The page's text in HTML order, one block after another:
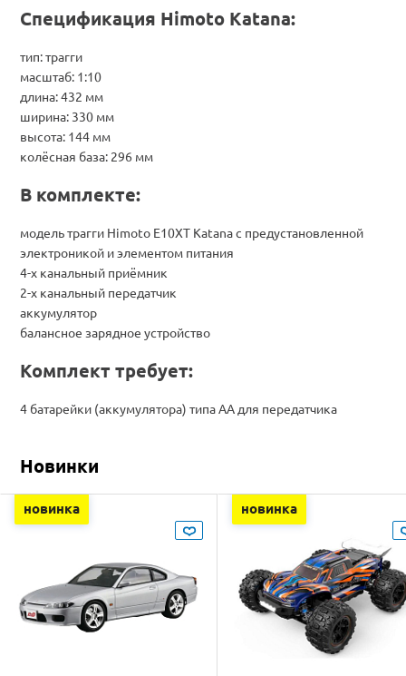
Спецификация Himoto Katana:
тип: трагги
масштаб: 1:10
длина: 432 мм
ширина: 330 мм
высота: 144 мм
колёсная база: 296 мм
В комплекте:
модель трагги Himoto E10XT Katana с предустановленной
электроникой и элементом питания
4-х канальный приёмник
2-х канальный передатчик
аккумулятор
балансное зарядное устройство
Комплект требует:
4 батарейки (аккумулятора) типа AA для передатчика
Новинки
новинка новинка